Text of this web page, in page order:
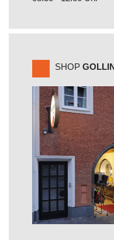
SHOP